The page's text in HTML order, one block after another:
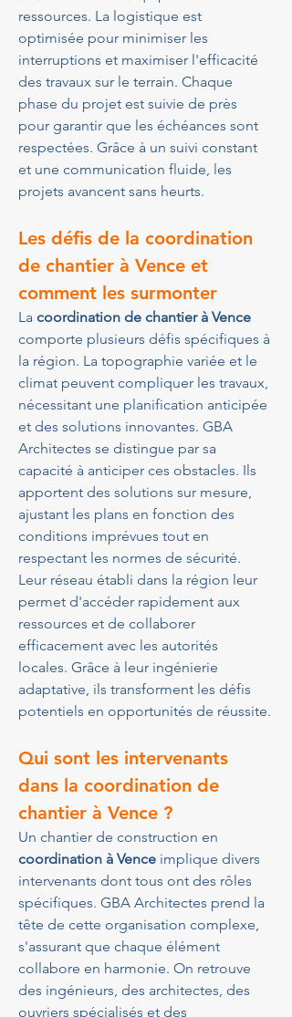
ressources. La logistique est
optimisée pour minimiser les
interruptions et maximiser l'efficacité
des travaux sur le terrain. Chaque
phase du projet est suivie de près
pour garantir que les échéances sont
respectées. Grâce à un suivi constant
et une communication fluide, les
projets avancent sans heurts.
Les défis de la coordination
de chantier à Vence et
comment les surmonter
La coordination de chantier à Vence
comporte plusieurs défis spécifiques à
la région. La topographie variée et le
climat peuvent compliquer les travaux,
nécessitant une planification anticipée
et des solutions innovantes. GBA
Architectes se distingue par sa
capacité à anticiper ces obstacles. Ils
apportent des solutions sur mesure,
ajustant les plans en fonction des
conditions imprévues tout en
respectant les normes de sécurité.
Leur réseau établi dans la région leur
permet d'accéder rapidement aux
ressources et de collaborer
efficacement avec les autorités
locales. Grâce à leur ingénierie
adaptative, ils transforment les défis
potentiels en opportunités de réussite.
Qui sont les intervenants
dans la coordination de
chantier à Vence ?
Un chantier de construction en
coordination à Vence implique divers
intervenants dont tous ont des rôles
spécifiques. GBA Architectes prend la
tête de cette organisation complexe,
s'assurant que chaque élément
collabore en harmonie. On retrouve
des ingénieurs, des architectes, des
ouvriers spécialisés et des